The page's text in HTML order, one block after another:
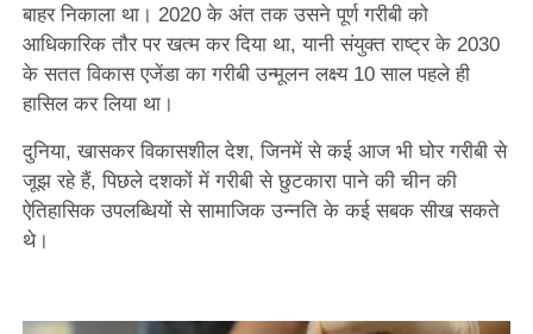
बाहर निकाला था। 2020 के अंत तक उसने पूर्ण गरीबी को
आधिकारिक तौर पर खत्म कर दिया था, यानी संयुक्त राष्ट्र के 2030
के सतत विकास एजेंडा का गरीबी उन्मूलन लक्ष्य 10 साल पहले ही
हासिल कर लिया था।
दुनिया, खासकर विकासशील देश, जिनमें से कई आज भी घोर गरीबी से
जूझ रहे हैं, पिछले दशकों में गरीबी से छुटकारा पाने की चीन की
ऐतिहासिक उपलब्धियों से सामाजिक उन्नति के कई सबक सीख सकते
थे।